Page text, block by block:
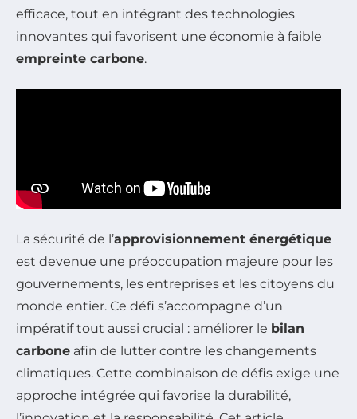
efficace, tout en intégrant des technologies
innovantes qui favorisent une économie à faible
empreinte carbone.
La sécurité de l’approvisionnement énergétique
est devenue une préoccupation majeure pour les
gouvernements, les entreprises et les citoyens du
monde entier. Ce défi s’accompagne d’un
impératif tout aussi crucial : améliorer le bilan
carbone afin de lutter contre les changements
climatiques. Cette combinaison de défis exige une
approche intégrée qui favorise la durabilité,